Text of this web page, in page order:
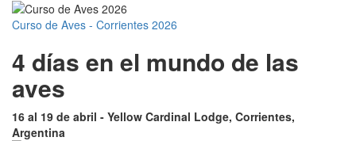
Curso de Aves - Corrientes 2026
4 días en el mundo de las
aves
16 al 19 de abril - Yellow Cardinal Lodge, Corrientes,
Argentina